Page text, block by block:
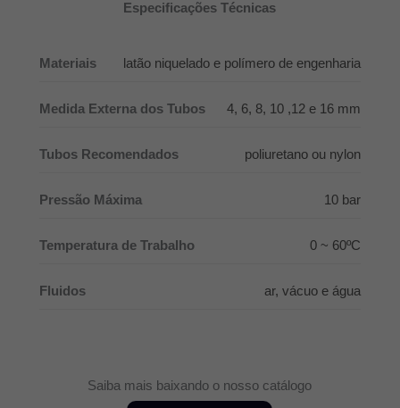
Especificações Técnicas
Materiais latão niquelado e polímero de engenharia
Medida Externa dos Tubos 4, 6, 8, 10 ,12 e 16 mm
Tubos Recomendados poliuretano ou nylon
Pressão Máxima 10 bar
Temperatura de Trabalho 0 ~ 60ºC
Fluidos ar, vácuo e água
Saiba mais baixando o nosso catálogo